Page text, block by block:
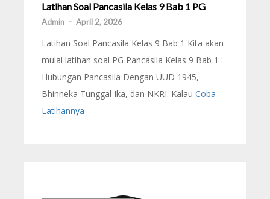
Latihan Soal Pancasila Kelas 9 Bab 1 PG
Admin - April 2, 2026
Latihan Soal Pancasila Kelas 9 Bab 1 Kita akan
mulai latihan soal PG Pancasila Kelas 9 Bab 1 :
Hubungan Pancasila Dengan UUD 1945,
Bhinneka Tunggal Ika, dan NKRI. Kalau Coba
Latihannya